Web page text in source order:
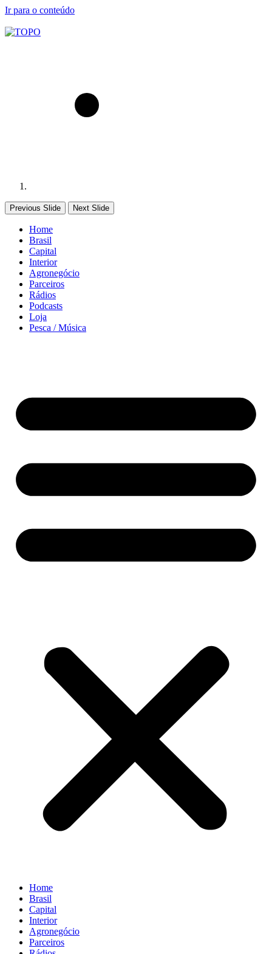
Ir para o conteúdo
Previous Slide Next Slide
Home
Brasil
Capital
Interior
Agronegócio
Parceiros
Rádios
Podcasts
Loja
Pesca / Música
Home
Brasil
Capital
Interior
Agronegócio
Parceiros